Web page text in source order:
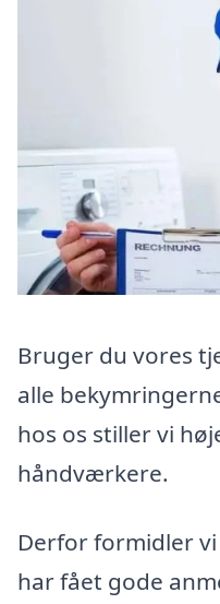
Bruger du vores
alle
hos os stiller vi
håndværkere.
Derfor formidler
har fået gode